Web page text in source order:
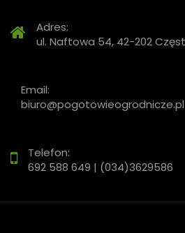
Adres:
ul. Naftowa 54, 42-202
Email:
biuro@pogotowieogrodnicze.pl
Telefon:
692 588 649 | (034)3629586